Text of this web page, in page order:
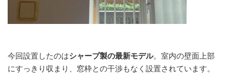
今回設置したのはシャープ製の最新モデル。室内の壁面上部
にすっきり収まり、窓枠との干渉もなく設置されています。